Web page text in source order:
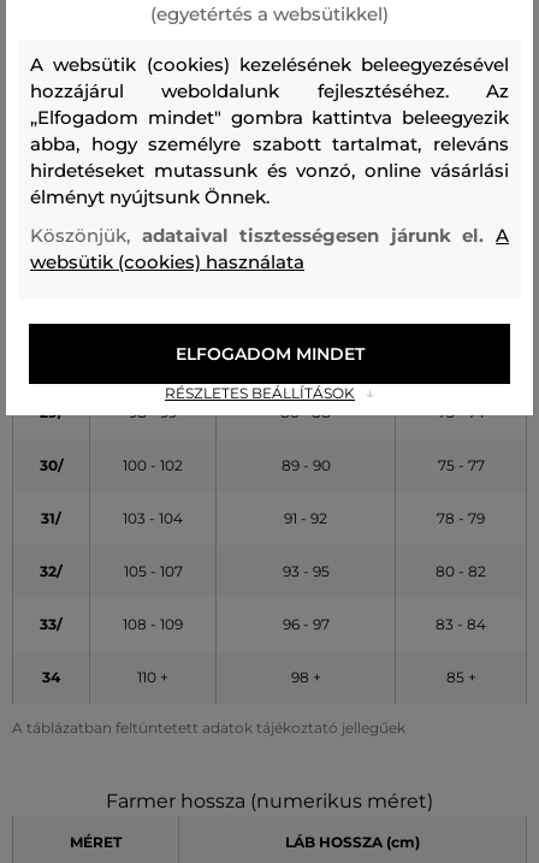
A táblázatban feltüntetett adatok tájékoztató jellegűek
CSÍPŐBŐSÉG
ALACSONY
23/ 83 - 85 71 - 73 58 - 60
24/ 86 - 87 74 - 75 61 - 62
25/ 88 - 90
26/ 91 - 92 79 - 80
84 - 85
29/ 98 - 99 86 - 88 73 - 74
30/ 100 - 102 89 - 90 75 - 77
31/ 103 - 104 91 - 92 78 - 79
32/ 105 - 107 93 - 95 80 - 82
33/ 108 - 109 96 - 97 83 - 84
34 110 + 98 + 85 +
Farmer hossza (numerikus méret)
MÉRET LÁB HOSSZA (cm)
(egyetértés a websütikkel)
A websütik (cookies) kezelésének beleegyezésével
hozzájárul weboldalunk fejlesztéséhez. Az
„Elfogadom mindet" gombra kattintva beleegyezik
abba, hogy személyre szabott tartalmat, releváns
hirdetéseket mutassunk és vonzó, online vásárlási
élményt nyújtsunk Önnek.
Köszönjük, adataival tisztességesen járunk el.A
websütik (cookies) használata
RÉSZLETES BEÁLLÍTÁSOK
ELFOGADOM MINDET